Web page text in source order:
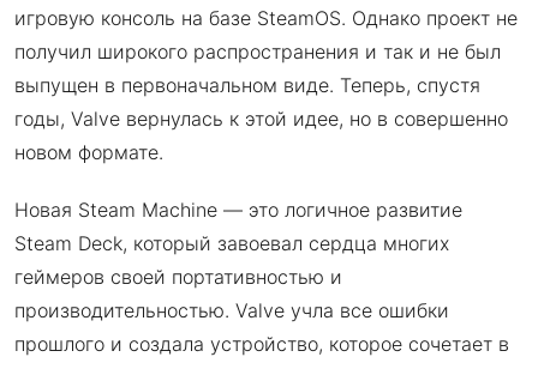
игровую консоль на базе SteamOS. Однако проект не
получил широкого распространения и так и не был
выпущен в первоначальном виде. Теперь, спустя
годы, Valve вернулась к этой идее, но в совершенно
новом формате.
Новая Steam Machine — это логичное развитие
Steam Deck, который завоевал сердца многих
геймеров своей портативностью и
производительностью. Valve учла все ошибки
прошлого и создала устройство, которое сочетает в